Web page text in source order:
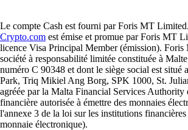
Le compte Cash est fourni par Foris MT
Crypto.com est émise et promue par Foris MT
licence Visa Principal Member (émission).
société à responsabilité limitée constituée à
numéro C 90348 et dont le siège social est situé
Park, Triq Mikiel Ang Borg, SPK 1000, St.
agréée par la Malta Financial Services Authority
financière autorisée à émettre des monnaies
l'annexe 3 de la loi sur les institutions
monnaie électronique).